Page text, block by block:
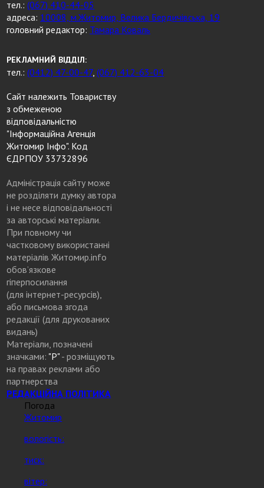
тел.:(067) 410-44-05
адреса: 10008, м.Житомир, Велика Бердичівська, 19
головний редактор: Тамара Коваль
РЕКЛАМНИЙ ВІДДІЛ:
тел.:(0412) 47-00-47,(067) 412-63-04
Сайт належить Товариству
з обмеженою
відповідальністю
"Інформаційна Агенція
Житомир Інфо". Код
ЄДРПОУ 33732896
Адміністрація сайту може
не розділяти думку автора
і не несе відповідальності
за авторські матеріали.
При повному чи
частковому використанні
матеріалів Житомир.info
обов’язкове
гіперпосилання
(для інтернет-ресурсів),
або письмова згода
редакції (для друкованих
видань)
Матеріали, позначені
значками: "Р"- розміщують
на правах реклами або
партнерства
РЕДАКЦІЙНА ПОЛІТИКА
Погода
Житомир
вологість:
тиск:
вітер: